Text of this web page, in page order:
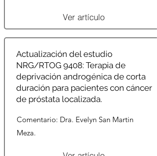
Ver artículo
Actualización del estudio
NRG/RTOG 9408: Terapia de
deprivación androgénica de corta
duración para pacientes con cáncer
de próstata localizada.
Comentario: Dra. Evelyn San Martin
Meza.